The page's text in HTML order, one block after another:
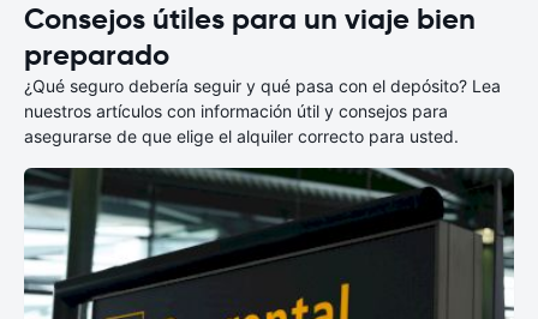
Consejos útiles para un viaje bien
preparado
¿Qué seguro debería seguir y qué pasa con el depósito? Lea
nuestros artículos con información útil y consejos para
asegurarse de que elige el alquiler correcto para usted.